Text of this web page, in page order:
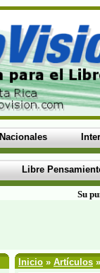
Nacionales
Libre
Su
Inicio » Artículos »